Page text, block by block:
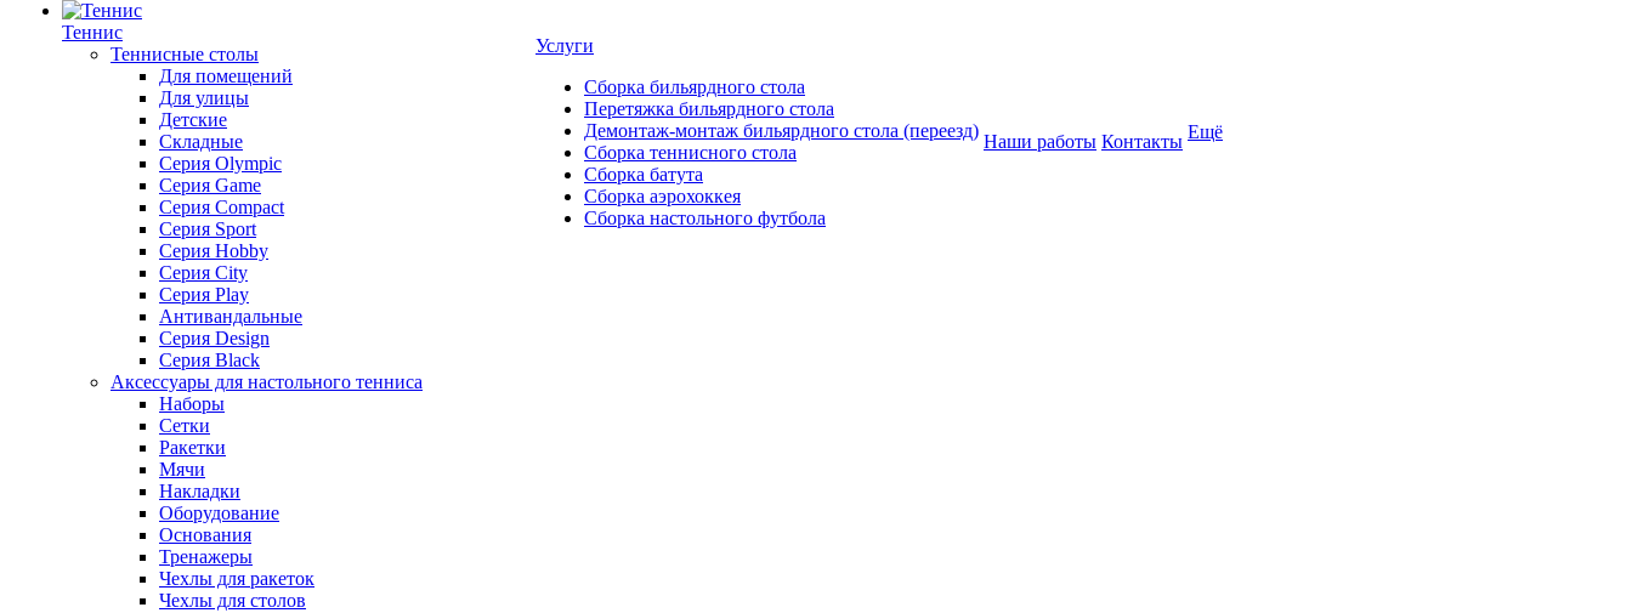
Теннис
Теннисные столы
Для помещений
Для улицы
Детские
Складные
Серия Olympic
Серия Game
Серия Compact
Серия Sport
Серия Hobby
Серия City
Серия Play
Антивандальные
Серия Design
Серия Black
Аксессуары для настольного тенниса
Наборы
Сетки
Ракетки
Мячи
Накладки
Оборудование
Основания
Тренажеры
Чехлы для ракеток
Чехлы для столов
Услуги
Сборка бильярдного стола
Перетяжка бильярдного стола
Демонтаж-монтаж бильярдного стола (переезд)
Сборка теннисного стола
Сборка батута
Сборка аэрохоккея
Сборка настольного футбола
Наши работы Контакты Ещё